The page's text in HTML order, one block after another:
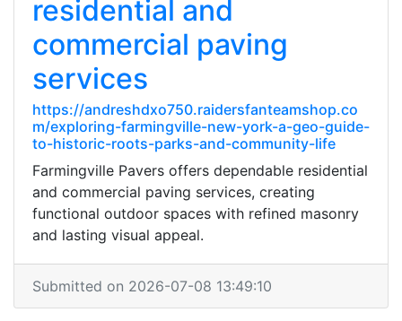
residential and
commercial paving
services
https://andreshdxo750.raidersfanteamshop.co
m/exploring-farmingville-new-york-a-geo-guide-
to-historic-roots-parks-and-community-life
Farmingville Pavers offers dependable residential
and commercial paving services, creating
functional outdoor spaces with refined masonry
and lasting visual appeal.
Submitted on 2026-07-08 13:49:10